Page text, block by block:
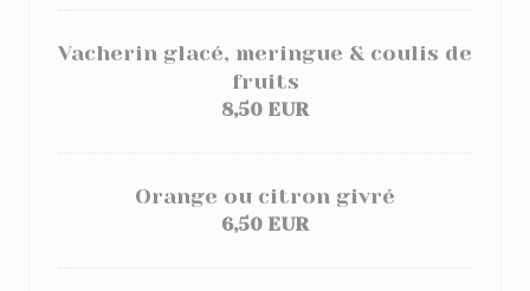
Vacherin glacé, meringue & coulis de
fruits
8,50 EUR
Orange ou citron givré
6,50 EUR